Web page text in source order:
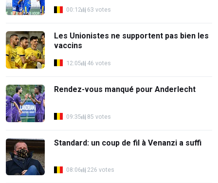
00:12 63 votes
Les Unionistes ne supportent pas bien les
vaccins
12:05 46 votes
Rendez-vous manqué pour Anderlecht
09:35 85 votes
Standard: un coup de fil à Venanzi a suffi
08:06 226 votes